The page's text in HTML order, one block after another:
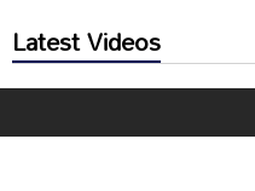
Latest Videos